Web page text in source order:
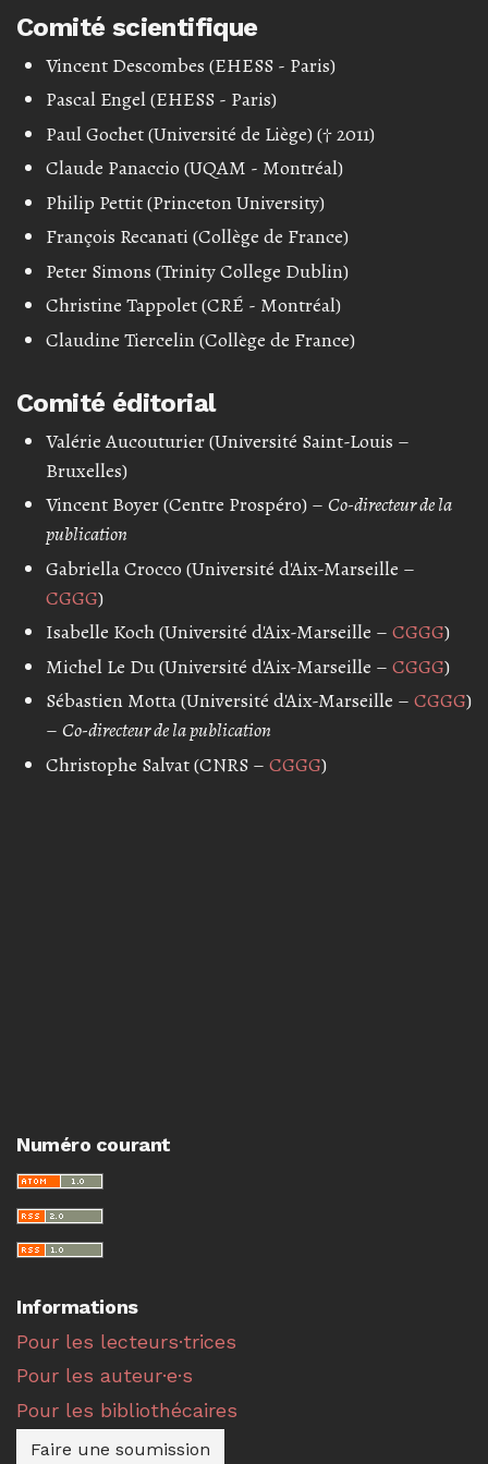
Comité scientifique
Vincent Descombes (EHESS - Paris)
Pascal Engel (EHESS - Paris)
Paul Gochet (Université de Liège) († 2011)
Claude Panaccio (UQAM - Montréal)
Philip Pettit (Princeton University)
François Recanati (Collège de France)
Peter Simons (Trinity College Dublin)
Christine Tappolet (CRÉ - Montréal)
Claudine Tiercelin (Collège de France)
Comité éditorial
Valérie Aucouturier (Université Saint-Louis –
Bruxelles)
Vincent Boyer (Centre Prospéro) – Co-directeur de la
publication
Gabriella Crocco (Université d'Aix-Marseille –
CGGG)
Isabelle Koch (Université d'Aix-Marseille – CGGG)
Michel Le Du (Université d'Aix-Marseille – CGGG)
Sébastien Motta (Université d'Aix-Marseille – CGGG)
– Co-directeur de la publication
Christophe Salvat (CNRS – CGGG)
Numéro courant
Informations
Pour les lecteurs·trices
Pour les auteur·e·s
Pour les bibliothécaires
Faire une soumission